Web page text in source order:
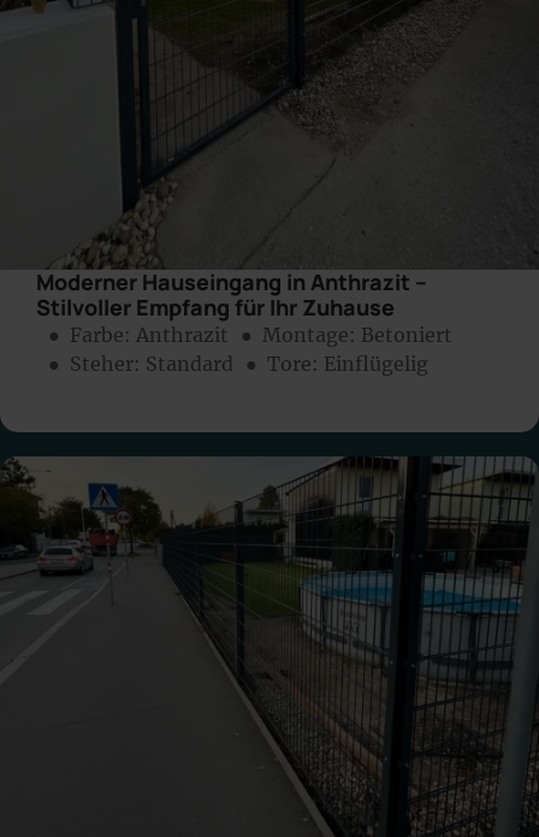
Moderner Hauseingang in Anthrazit –
Stilvoller Empfang für Ihr Zuhause
● Farbe: Anthrazit ● Montage: Betoniert
● Steher: Standard
● Tore: Einflügelig